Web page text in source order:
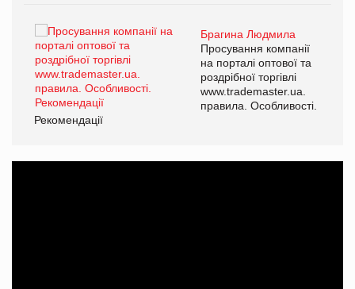
Брагина Людмила
Просування компанії
на порталі оптової та
роздрібної торгівлі
www.trademaster.ua.
правила. Особливості.
Рекомендації